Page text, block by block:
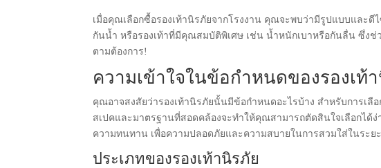
เมื่อคุณเลือกซื้อรองเท้านิรภัยจากโรงงาน คุณจะพบว่ามีรูปแบบและดี
กันน้ำ หรือรองเท้าที่มีคุณสมบัติพิเศษ เช่น น้ำหนักเบาหรือกันลื่น ซึ่ง
ตามต้องการ!
ความเข้าใจในข้อกำหนดของรองเท้
คุณอาจสงสัยว่ารองเท้านิรภัยนั้นมีข้อกำหนดอะไรบ้าง สำหรับการเลื
สเปคและมาตรฐานที่สอดคล้องจะทำให้คุณสามารถตัดสินใจเลือกไ
ความทนทาน เพื่อความปลอดภัยและความสบายในการสวมใส่ในระย
ประเภทของรองเท้านิรภัย